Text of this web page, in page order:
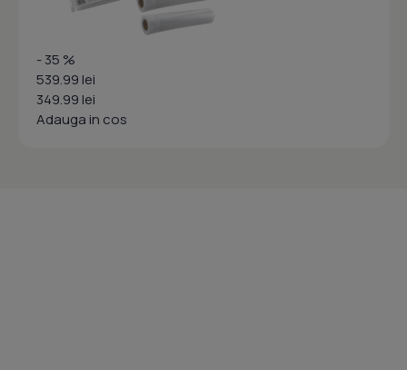
- 35 %
539.99 lei
349.99 lei
Adauga in cos